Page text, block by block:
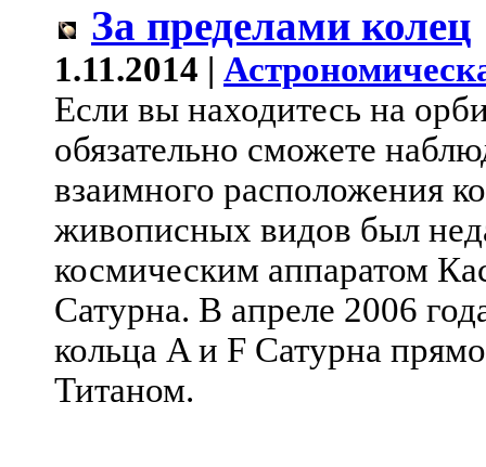
За пределами колец
1.11.2014 |
Если вы находитесь на
обязательно сможете
взаимного расположения
живописных видов был
космическим аппаратом
Сатурна. В апреле 2006
кольца A и F Сатурна
Титаном.